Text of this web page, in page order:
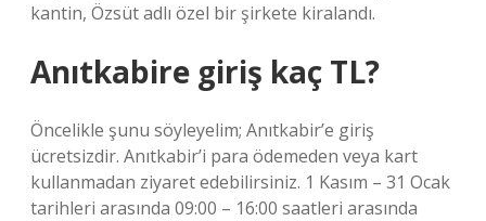
kantin, Özsüt adlı özel bir şirkete kiralandı.
Anıtkabire giriş kaç TL?
Öncelikle şunu söyleyelim; Anıtkabir’e giriş
ücretsizdir. Anıtkabir’i para ödemeden veya kart
kullanmadan ziyaret edebilirsiniz. 1 Kasım – 31 Ocak
tarihleri ​​arasında 09:00 – 16:00 saatleri arasında